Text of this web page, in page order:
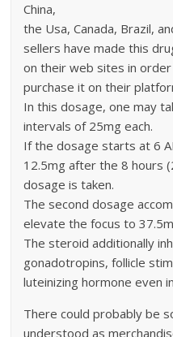
China,
the Usa, Canada, Brazil,
sellers have made this
on their web sites in
purchase it on their
In this dosage, one may
intervals of 25mg each.
If the dosage starts at 6
12.5mg after the 8 hours
dosage is taken.
The second dosage
elevate the focus to
The steroid additionally
gonadotropins, follicle
luteinizing hormone even
There could probably be
understood as